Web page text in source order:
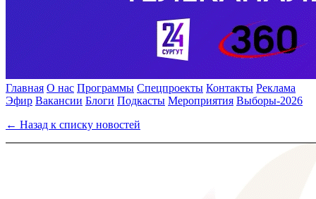
Главная О нас Программы Спецпроекты Контакты Реклама
Эфир Вакансии Блоги Подкасты Мероприятия Выборы-2026
← Назад к списку новостей